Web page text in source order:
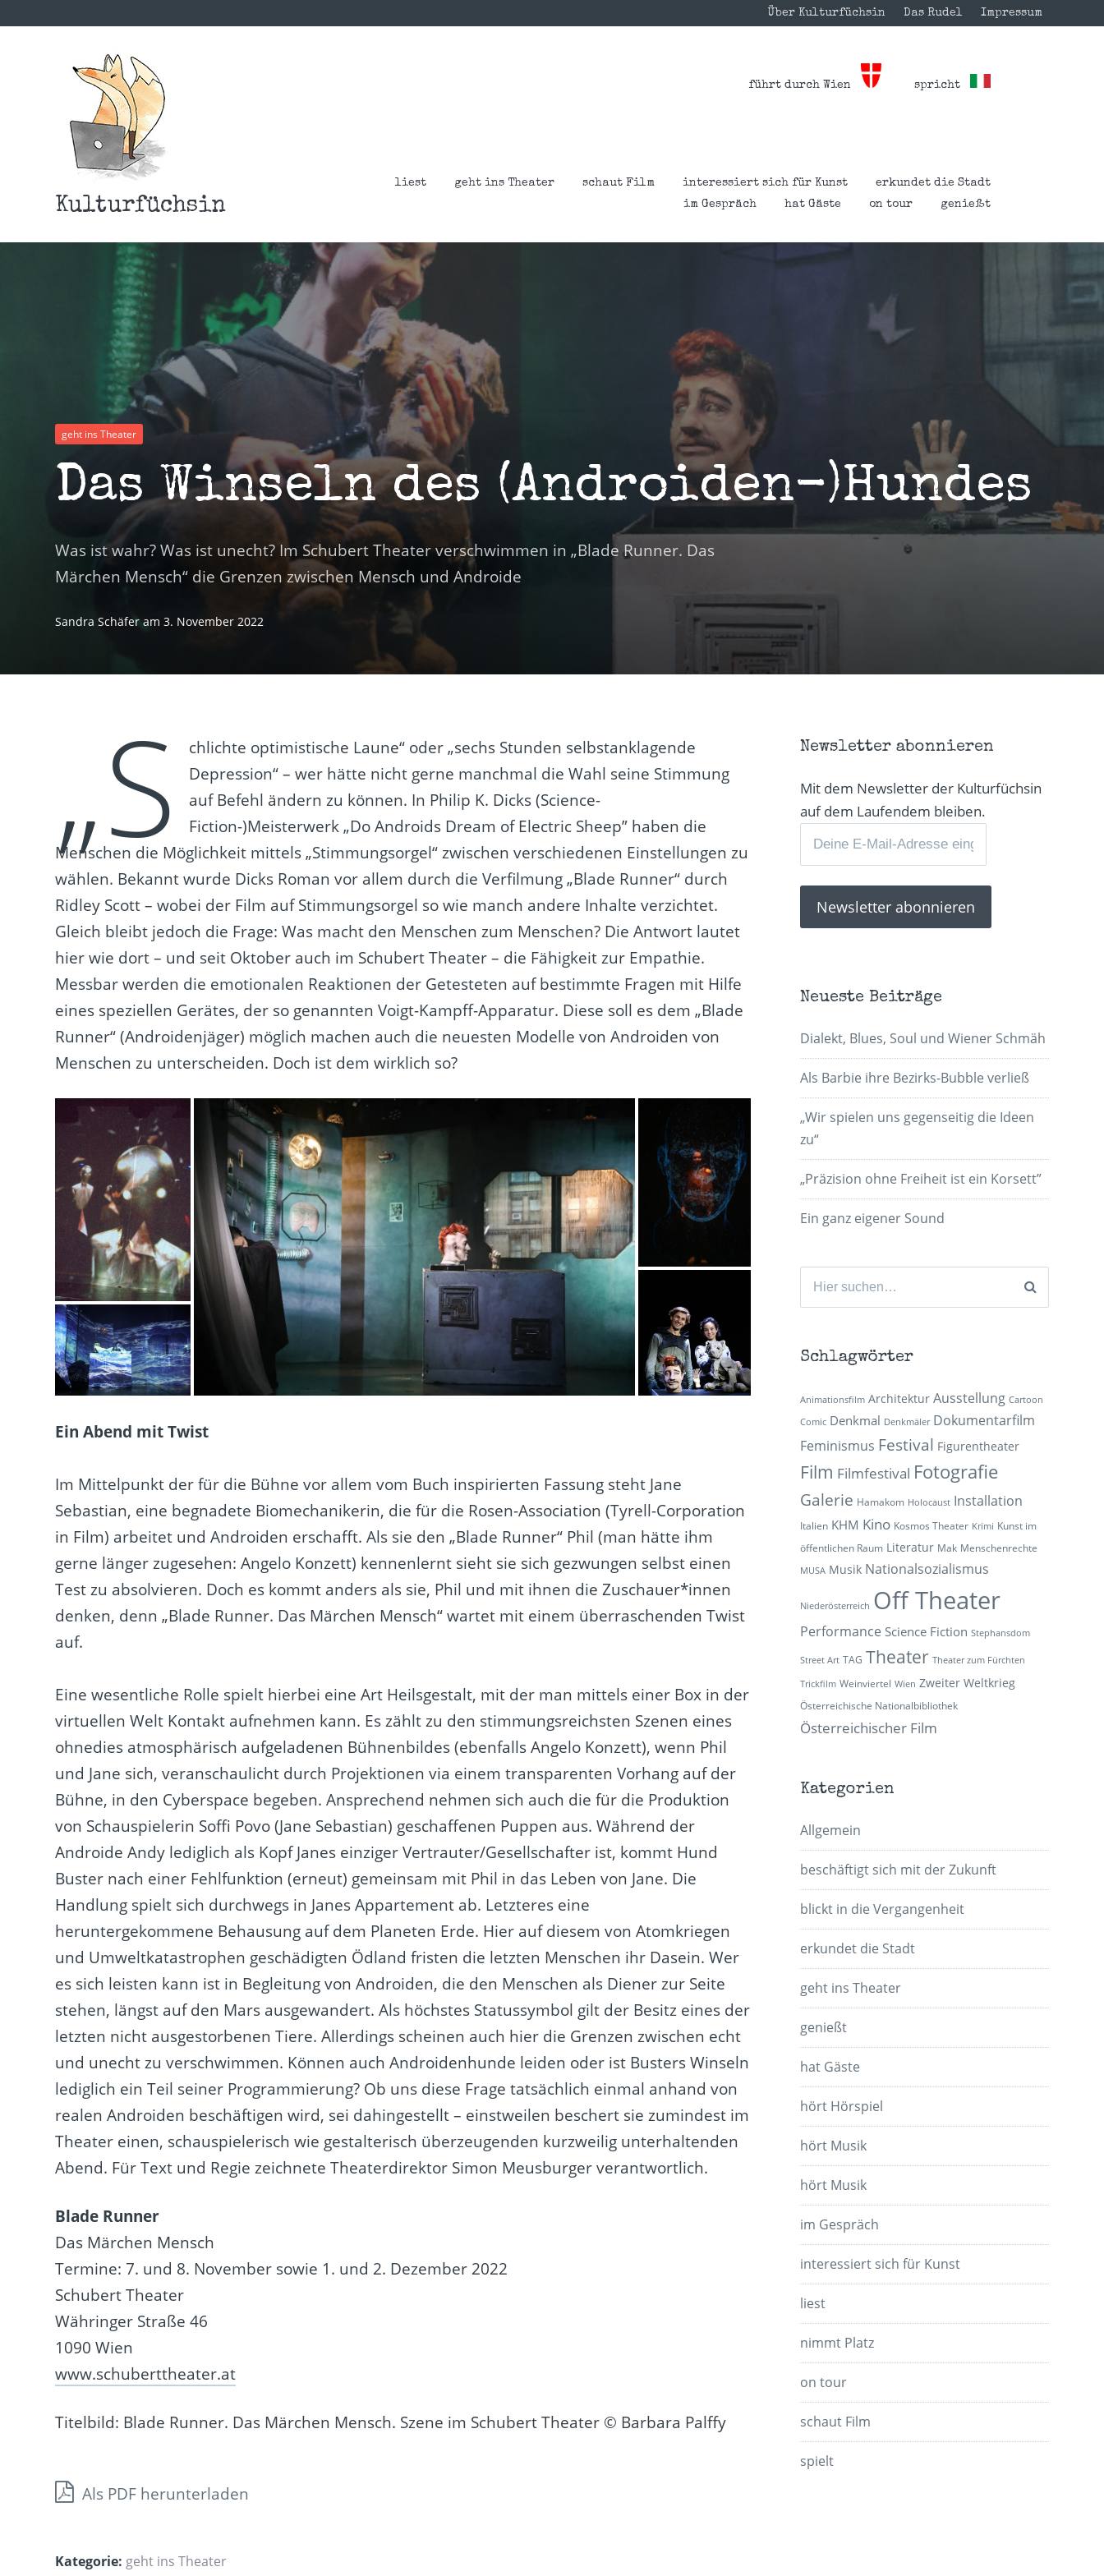
Über Kulturfüchsin Das Rudel Impressum
Kulturfüchsin
führt durch Wien spricht
liest geht ins Theater schaut Film interessiert sich für Kunst
erkundet die Stadt
im Gespräch
hat Gäste on tour genießt
geht ins Theater
Das Winseln des (Androiden-)Hundes
Was ist wahr? Was ist unecht? Im Schubert Theater verschwimmen in „Blade Runner. Das
Märchen Mensch“ die Grenzen zwischen Mensch und Androide
Sandra Schäferam 3. November 2022
„S
chlichte optimistische Laune“ oder „sechs Stunden selbstanklagende
Depression“ – wer hätte nicht gerne manchmal die Wahl seine Stimmung
auf Befehl ändern zu können. In Philip K. Dicks (Science-
Fiction-)Meisterwerk „Do Androids Dream of Electric Sheep” haben die
Menschen die Möglichkeit mittels „Stimmungsorgel“ zwischen verschiedenen Einstellungen zu
wählen. Bekannt wurde Dicks Roman vor allem durch die Verfilmung „Blade Runner“ durch
Ridley Scott – wobei der Film auf Stimmungsorgel so wie manch andere Inhalte verzichtet.
Gleich bleibt jedoch die Frage: Was macht den Menschen zum Menschen? Die Antwort lautet
hier wie dort – und seit Oktober auch im Schubert Theater – die Fähigkeit zur Empathie.
Messbar werden die emotionalen Reaktionen der Getesteten auf bestimmte Fragen mit Hilfe
eines speziellen Gerätes, der so genannten Voigt-Kampff-Apparatur. Diese soll es dem „Blade
Runner“ (Androidenjäger) möglich machen auch die neuesten Modelle von Androiden von
Menschen zu unterscheiden. Doch ist dem wirklich so?
Ein Abend mit Twist
Im Mittelpunkt der für die Bühne vor allem vom Buch inspirierten Fassung steht Jane
Sebastian, eine begnadete Biomechanikerin, die für die Rosen-Association (Tyrell-Corporation
in Film) arbeitet und Androiden erschafft. Als sie den „Blade Runner“ Phil (man hätte ihm
gerne länger zugesehen: Angelo Konzett) kennenlernt sieht sie sich gezwungen selbst einen
Test zu absolvieren. Doch es kommt anders als sie, Phil und mit ihnen die Zuschauer*innen
denken, denn „Blade Runner. Das Märchen Mensch“ wartet mit einem überraschenden Twist
auf.
Eine wesentliche Rolle spielt hierbei eine Art Heilsgestalt, mit der man mittels einer Box in der
virtuellen Welt Kontakt aufnehmen kann. Es zählt zu den stimmungsreichsten Szenen eines
ohnedies atmosphärisch aufgeladenen Bühnenbildes (ebenfalls Angelo Konzett), wenn Phil
und Jane sich, veranschaulicht durch Projektionen via einem transparenten Vorhang auf der
Bühne, in den Cyberspace begeben. Ansprechend nehmen sich auch die für die Produktion
von Schauspielerin Soffi Povo (Jane Sebastian) geschaffenen Puppen aus. Während der
Androide Andy lediglich als Kopf Janes einziger Vertrauter/Gesellschafter ist, kommt Hund
Buster nach einer Fehlfunktion (erneut) gemeinsam mit Phil in das Leben von Jane. Die
Handlung spielt sich durchwegs in Janes Appartement ab. Letzteres eine
heruntergekommene Behausung auf dem Planeten Erde. Hier auf diesem von Atomkriegen
und Umweltkatastrophen geschädigten Ödland fristen die letzten Menschen ihr Dasein. Wer
es sich leisten kann ist in Begleitung von Androiden, die den Menschen als Diener zur Seite
stehen, längst auf den Mars ausgewandert. Als höchstes Statussymbol gilt der Besitz eines der
letzten nicht ausgestorbenen Tiere. Allerdings scheinen auch hier die Grenzen zwischen echt
und unecht zu verschwimmen. Können auch Androidenhunde leiden oder ist Busters Winseln
lediglich ein Teil seiner Programmierung? Ob uns diese Frage tatsächlich einmal anhand von
realen Androiden beschäftigen wird, sei dahingestellt – einstweilen beschert sie zumindest im
Theater einen, schauspielerisch wie gestalterisch überzeugenden kurzweilig unterhaltenden
Abend. Für Text und Regie zeichnete Theaterdirektor Simon Meusburger verantwortlich.
Blade Runner
Das Märchen Mensch
Termine: 7. und 8. November sowie 1. und 2. Dezember 2022
Schubert Theater
Währinger Straße 46
1090 Wien
www.schuberttheater.at
Titelbild: Blade Runner. Das Märchen Mensch. Szene im Schubert Theater © Barbara Palffy
Als PDF herunterladen
Kategorie: geht ins Theater
Newsletter abonnieren
Mit dem Newsletter der Kulturfüchsin
auf dem Laufendem bleiben.
Neueste Beiträge
Dialekt, Blues, Soul und Wiener Schmäh
Als Barbie ihre Bezirks-Bubble verließ
„Wir spielen uns gegenseitig die Ideen
zu“
„Präzision ohne Freiheit ist ein Korsett”
Ein ganz eigener Sound
Suchen
Schlagwörter
Animationsfilm Architektur Ausstellung Cartoon
Comic Denkmal Denkmäler Dokumentarfilm
Feminismus Festival Figurentheater
Film Filmfestival Fotografie
Galerie Hamakom Holocaust Installation
Italien KHM Kino Kosmos Theater Krimi Kunst im
öffentlichen Raum Literatur Mak Menschenrechte
MUSA Musik Nationalsozialismus
Niederösterreich Off Theater
Performance Science Fiction Stephansdom
Street Art TAG Theater Theater zum Fürchten
Trickfilm Weinviertel Wien Zweiter Weltkrieg
Österreichische Nationalbibliothek
Österreichischer Film
Kategorien
Allgemein
beschäftigt sich mit der Zukunft
blickt in die Vergangenheit
erkundet die Stadt
geht ins Theater
genießt
hat Gäste
hört Hörspiel
hört Musik
hört Musik
im Gespräch
interessiert sich für Kunst
liest
nimmt Platz
on tour
schaut Film
spielt